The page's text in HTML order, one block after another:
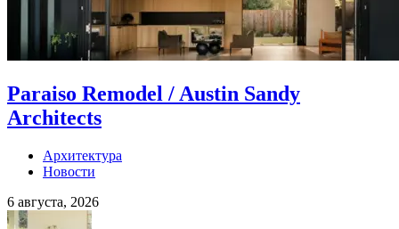
Paraiso Remodel / Austin Sandy
Architects
Архитектура
Новости
6 августа, 2026